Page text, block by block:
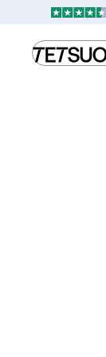
contenuto